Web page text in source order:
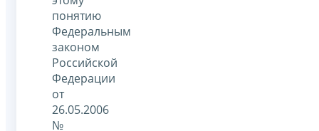
понятию
Федеральным
законом
Российской
Федерации
от
26.05.2006
№